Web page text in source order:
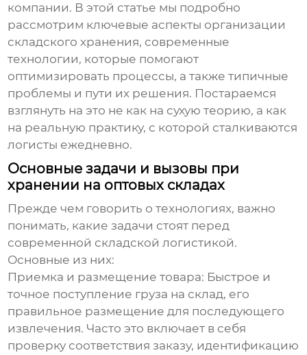
компании. В этой статье мы подробно
рассмотрим ключевые аспекты организации
складского хранения, современные
технологии, которые помогают
оптимизировать процессы, а также типичные
проблемы и пути их решения. Постараемся
взглянуть на это не как на сухую теорию, а как
на реальную практику, с которой сталкиваются
логисты ежедневно.
Основные задачи и вызовы при
хранении на оптовых складах
Прежде чем говорить о технологиях, важно
понимать, какие задачи стоят перед
современной складской логистикой.
Основные из них:
Приемка и размещение товара: Быстрое и
точное поступление груза на склад, его
правильное размещение для последующего
извлечения. Часто это включает в себя
проверку соответствия заказу, идентификацию